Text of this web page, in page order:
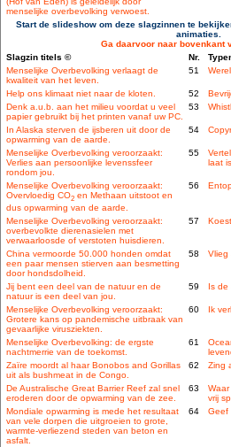
menselijke overbevolking verwoest.
Start de slideshow om deze slagzinnen te
animaties.
Ga daarvoor naar bovenkant
Slagzin titels ©
Nr.
Menselijke Overbevolking verlaagt de
kwaliteit van het leven.
51
Help ons klimaat niet naar de kloten. 52
Denk a.u.b. aan het milieu voordat u veel
papier gebruikt bij het printen vanaf uw PC.
53
In Alaska sterven de ijsberen uit door de
opwarming van de aarde.
54
Menselijke Overbevolking veroorzaakt:
Verlies aan persoonlijke levenssfeer
rondom jou.
55
laat
Menselijke Overbevolking veroorzaakt:
Overvloedig CO2 en Methaan uitstoot en
dus opwarming van de aarde.
56
Menselijke Overbevolking veroorzaakt:
overbevolkte dierenasielen met
verwaarloosde of verstoten huisdieren.
57
China vermoorde 50.000 honden omdat
een paar mensen stierven aan besmetting
door hondsdolheid.
58 Vlieg
Jij bent een deel van de natuur en de
natuur is een deel van jou.
59 Is de
Menselijke Overbevolking veroorzaakt:
Grotere kans op pandemische uitbraak van
gevaarlijke virusziekten.
60 Ik
Menselijke Overbevolking: de ergste
nachtmerrie van de toekomst.
61
Zaïre moordt al haar Bonobos and Gorillas
uit als bushmeat in de Congo.
62 Zing
De Australische Great Barrier Reef zal snel
eroderen door de opwarming van de zee.
63
vrij
Mondiale opwarming is mede het resultaat
van vele dorpen die uitgroeien to grote,
warmte-verliezend steden van beton en
asfalt.
64 Geef